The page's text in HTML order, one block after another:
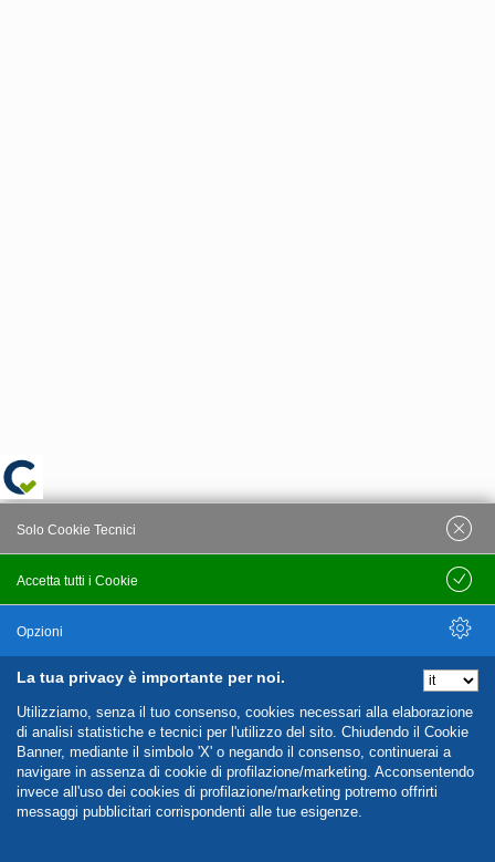
La tua privacy è importante per noi.
Utilizziamo, senza il tuo consenso, cookies necessari alla elaborazione
di analisi statistiche e tecnici per l'utilizzo del sito. Chiudendo il Cookie
Banner, mediante il simbolo 'X' o negando il consenso, continuerai a
navigare in assenza di cookie di profilazione/marketing. Acconsentendo
invece all'uso dei cookies di profilazione/marketing potremo offrirti
messaggi pubblicitari corrispondenti alle tue esigenze.
Accetta tutti i Cookie
Solo Cookie Tecnici
Salva
Opzioni
Nascondi Opzioni